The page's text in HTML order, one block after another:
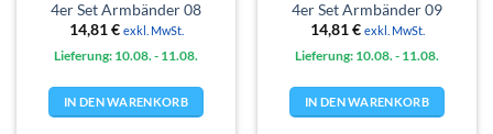
4er Set Armbänder 08
14,81€ exkl. MwSt.
Lieferung: 10.08. - 11.08.
IN DEN WARENKORB
4er Set Armbänder 09
14,81€ exkl. MwSt.
Lieferung: 10.08. - 11.08.
IN DEN WARENKORB